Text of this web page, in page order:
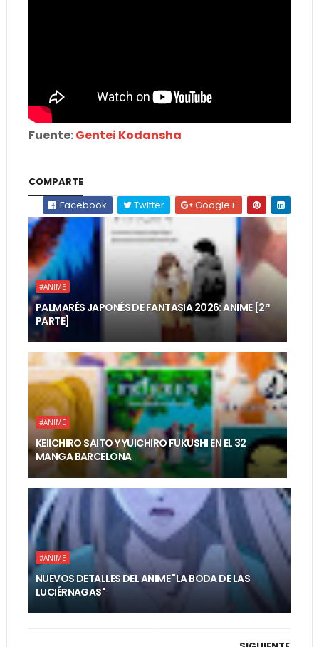
Fuente:Gentei Kodansha
COMPARTE
Facebook
Twitter Google+
#ANIME
PALMARÉS JAPONÉS DE FANTASIA 2026: ANIME [2ª
PARTE]
#ANIME
KEIICHIRO SAITO Y YUICHIRO FUKUSHI EN EL 32
MANGA BARCELONA
#ANIME
NUEVOS DETALLES DEL ANIME "LA BODA DE LAS
LUCIÉRNAGAS"